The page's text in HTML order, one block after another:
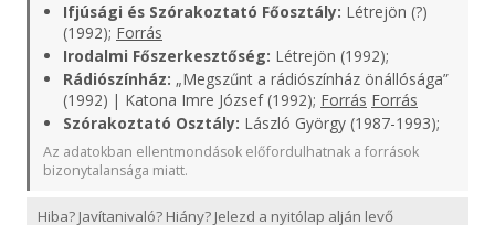
Ifjúsági és Szórakoztató Főosztály: Létrejön (?)
(1992); Forrás
Irodalmi Főszerkesztőség: Létrejön (1992);
Rádiószínház: „Megszűnt a rádiószínház önállósága”
(1992) | Katona Imre József (1992); Forrás Forrás
Szórakoztató Osztály: László György (1987-1993);
Az adatokban ellentmondások előfordulhatnak a források
bizonytalansága miatt.
Hiba? Javítanivaló? Hiány? Jelezd a nyitólap alján levő